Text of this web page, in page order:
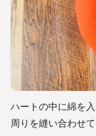
ハートの中に綿を
周りを縫い合わせて